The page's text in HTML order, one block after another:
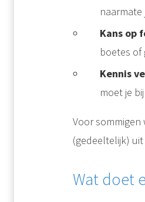
naarmate
Kans op
boetes of
Kennis
moet je
Voor
(gedeeltelijk)
Wat doet